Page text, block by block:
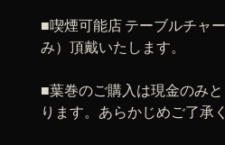
■喫煙可能店 テーブルチャ
み）頂戴いたします。
■葉巻のご購入は現金のみ
ります。あらかじめご了承